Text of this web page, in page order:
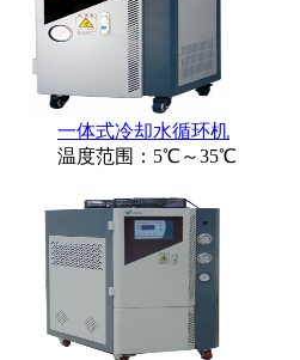
一体式冷却水循环机
温度范围：5℃～35℃